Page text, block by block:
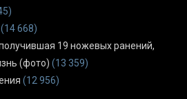
(14 668)
19 ножевых ранений,
(фото) (13 359)
(12 956)